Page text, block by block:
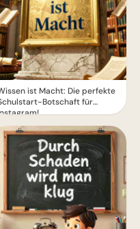
ist Macht: Die perfekte
Botschaft für